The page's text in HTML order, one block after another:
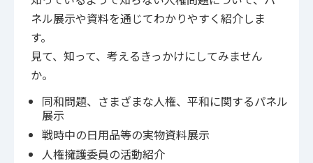
ネル展示や資料を通じてわかりやすく紹介しま
す。
見て、知って、考えるきっかけにしてみません
か。
同和問題、さまざまな人権、平和に関するパネル
展示
戦時中の日用品等の実物資料展示
人権擁護委員の活動紹介